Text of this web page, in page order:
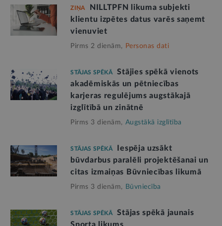
ZIŅA
NILLTPFN likuma subjekti
klientu izpētes datus varēs saņemt
vienuviet
Pirms 2 dienām, Personas dati
STĀJAS SPĒKĀ
Stājies spēkā vienots
akadēmiskās un pētniecības
karjeras regulējums augstākajā
izglītībā un zinātnē
Pirms 3 dienām, Augstākā izglītība
STĀJAS SPĒKĀ
Iespēja uzsākt
būvdarbus paralēli projektēšanai un
citas izmaiņas Būvniecības likumā
Pirms 3 dienām, Būvniecība
STĀJAS SPĒKĀ
Stājas spēkā jaunais